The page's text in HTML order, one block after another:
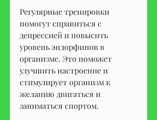
Регулярные тренировки
помогут справиться с
депрессией и повысить
уровень эндорфинов в
организме. Это поможет
улучшить настроение и
стимулирует организм к
желанию двигаться и
заниматься спортом.